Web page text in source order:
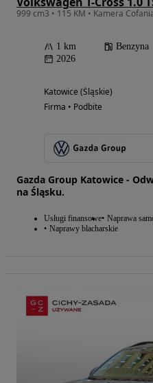
1 km Benzyna
2026
Katowice (Śląskie)
Firma • Podbite
Gazda Group Katowice -
na Śląsku.
Usługi finansowe Naprawa
Naprawy blacharskie